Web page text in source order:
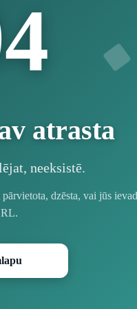
4
atrasta
neeksistē.
dzēsta, vai jūs